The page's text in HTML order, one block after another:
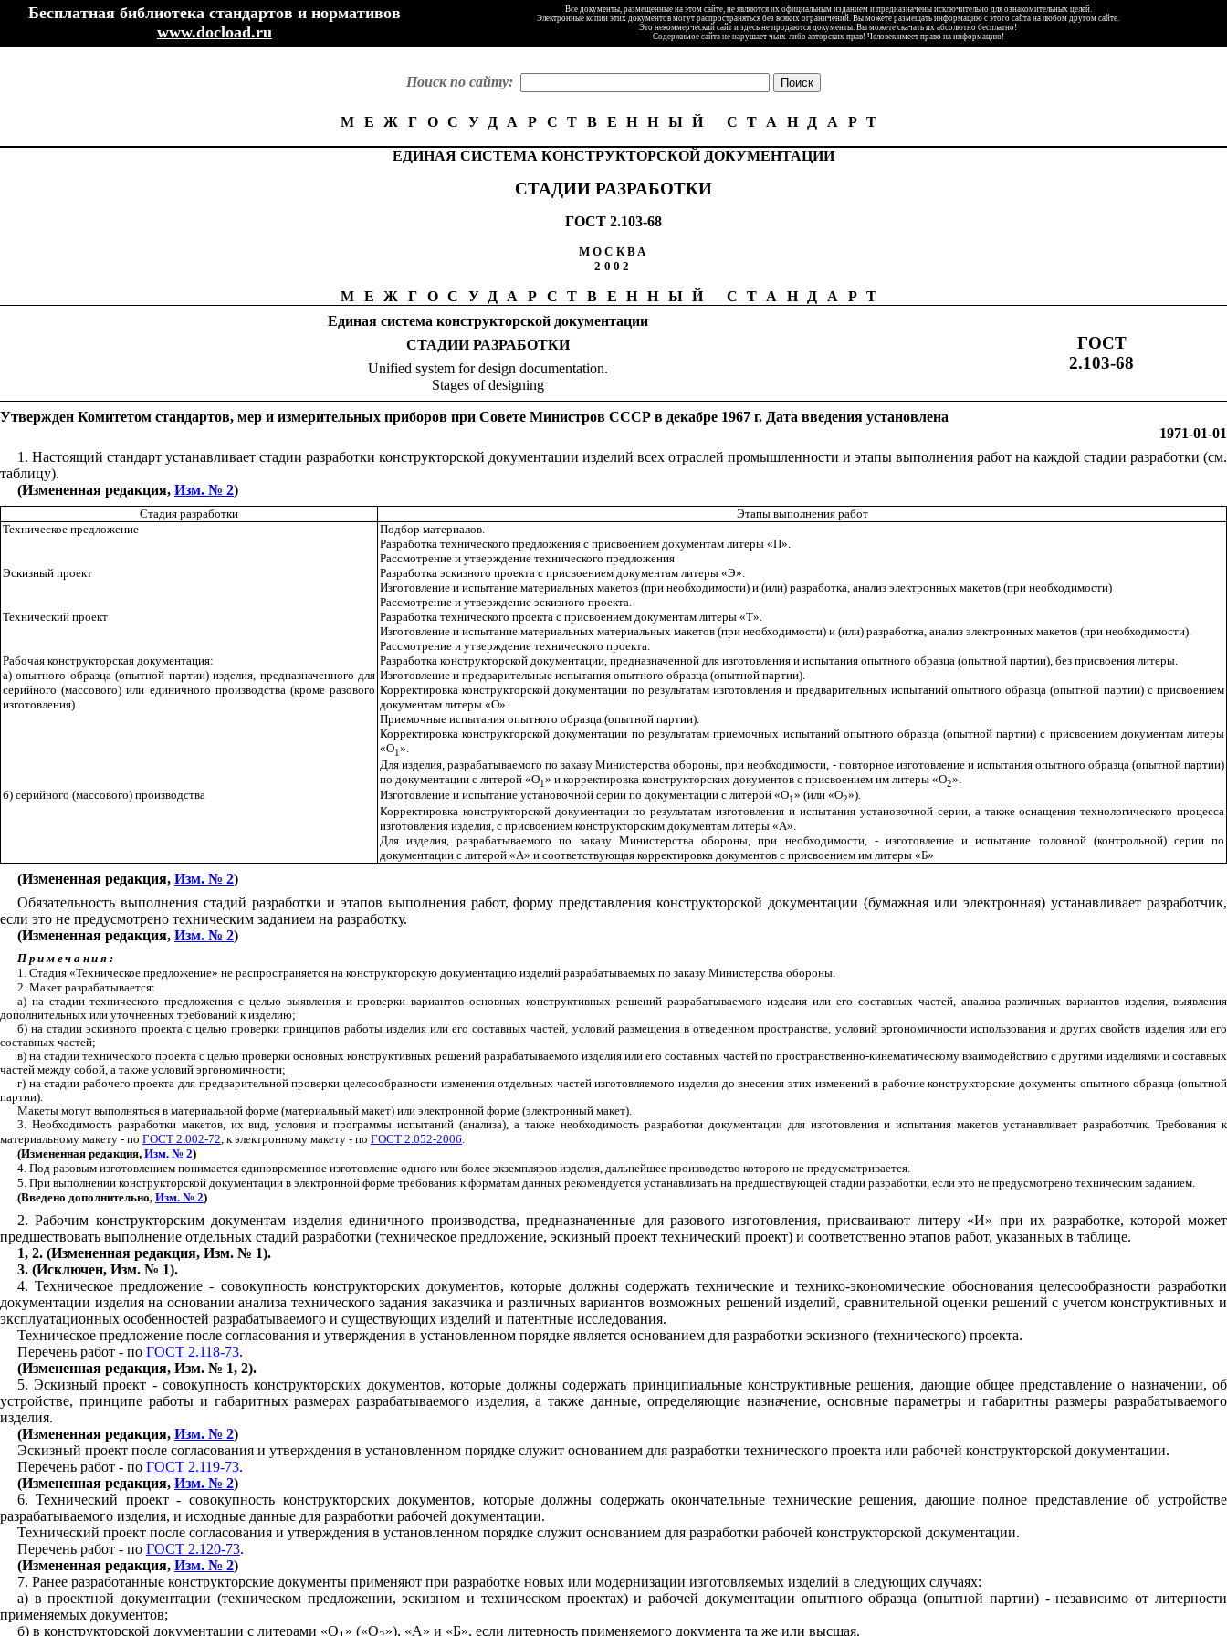
Бесплатная библиотека стандартов и нормативов
www.docload.ru
Все документы, размещенные на этом сайте, не являются их официальным изданием и предназначены исключительно для ознакомительных целей.
Электронные копии этих документов могут распространяться без всяких ограничений. Вы можете размещать информацию с этого сайта на любом другом сайте.
Это некоммерческий сайт и здесь не продаются документы. Вы можете скачать их абсолютно бесплатно!
Содержимое сайта не нарушает чьих-либо авторских прав! Человек имеет право на информацию!
Поиск по сайту:
МЕЖГОСУДАРСТВЕННЫЙ СТАНДАРТ
ЕДИНАЯ СИСТЕМА КОНСТРУКТОРСКОЙ ДОКУМЕНТАЦИИ
СТАДИИ РАЗРАБОТКИ
ГОСТ 2.103-68
МОСКВА
2002
МЕЖГОСУДАРСТВЕННЫЙ СТАНДАРТ
Единая система конструкторской документации
СТАДИИ РАЗРАБОТКИ
Unified system for design documentation.
Stages of designing
ГОСТ
2.103-68
Утвержден Комитетом стандартов, мер и измерительных приборов при Совете Министров СССР в декабре 1967 г. Дата введения установлена
1971-01-01
1 . Настоящий стандарт устанавливает стадии разработки конструкторской документации изделий всех отраслей промышленности и этапы выполнения работ на каждой стадии разработки (см.
таблицу).
(Измененная редакция, Изм. № 2)
Стадия разработки
Этапы выполнения работ
Техническое предложение
Подбор материалов.
Разработка технического предложения с присвоением документам литеры «П».
Рассмотрение и утверждение технического предложения
Эскизный проект
Разработка эскизного проекта с присвоением документам литеры «Э».
Изготовление и испытание материальных макетов (при необходимости) и (или) разработка, анализ электронных макетов (при необходимости)
Рассмотрение и утверждение эскизного проекта.
Технический проект
Разработка технического проекта с присвоением документам литеры «Т».
Изготовление и испытание материальных материальных макетов (при необходимости) и (или) разработка, анализ электронных макетов (при необходимости).
Рассмотрение и утверждение технического проекта.
Рабочая конструкторская документация:
а) опытного образца (опытной партии) изделия, предназначенного для
серийного (массового) или единичного производства (кроме разового
изготовления)
Разработка конструкторской документации, предназначенной для изготовления и испытания опытного образца (опытной партии), без присвоения литеры.
Изготовление и предварительные испытания опытного образца (опытной партии).
Корректировка конструкторской документации по результатам изготовления и предварительных испытаний опытного образца (опытной партии) с присвоением
документам литеры «О».
Приемочные испытания опытного образца (опытной партии).
Корректировка конструкторской документации по результатам приемочных испытаний опытного образца (опытной партии) с присвоением документам литеры
«О1».
Для изделия, разрабатываемого по заказу Министерства обороны, при необходимости, - повторное изготовление и испытания опытного образца (опытной партии)
по документации с литерой «О1» и корректировка конструкторских документов с присвоением им литеры «О2».
б) серийного (массового) производства
Изготовление и испытание установочной серии по документации с литерой «О1» (или «О2»).
Корректировка конструкторской документации по результатам изготовления и испытания установочной серии, а также оснащения технологического процесса
изготовления изделия, с присвоением конструкторским документам литеры «А».
Для изделия, разрабатываемого по заказу Министерства обороны, при необходимости, - изготовление и испытание головной (контрольной) серии по
документации с литерой «А» и соответствующая корректировка документов с присвоением им литеры «Б»
(Измененная редакция, Изм. № 2)
Обязательность выполнения стадий разработки и этапов выполнения работ, форму представления конструкторской документации (бумажная или электронная) устанавливает разработчик,
если это не предусмотрено техническим заданием на разработку.
(Измененная редакция, Изм. № 2)
Примечания:
1. Стадия «Техническое предложение» не распространяется на конструкторскую документацию изделий разрабатываемых по заказу Министерства обороны.
2. Макет разрабатывается:
а) на стадии технического предложения с целью выявления и проверки вариантов основных конструктивных решений разрабатываемого изделия или его составных частей, анализа различных вариантов изделия, выявления
дополнительных или уточненных требований к изделию;
б) на стадии эскизного проекта с целью проверки принципов работы изделия или его составных частей, условий размещения в отведенном пространстве, условий эргономичности использования и других свойств изделия или его
составных частей;
в) на стадии технического проекта с целью проверки основных конструктивных решений разрабатываемого изделия или его составных частей по пространственно-кинематическому взаимодействию с другими изделиями и составных
частей между собой, а также условий эргономичности;
г) на стадии рабочего проекта для предварительной проверки целесообразности изменения отдельных частей изготовляемого изделия до внесения этих изменений в рабочие конструкторские документы опытного образца (опытной
партии).
Макеты могут выполняться в материальной форме (материальный макет) или электронной форме (электронный макет).
3. Необходимость разработки макетов, их вид, условия и программы испытаний (анализа), а также необходимость разработки документации для изготовления и испытания макетов устанавливает разработчик. Требования к
материальному макету - по ГОСТ 2.002-72, к электронному макету - по ГОСТ 2.052-2006.
(Измененная редакция, Изм. № 2)
4. Под разовым изготовлением понимается единовременное изготовление одного или более экземпляров изделия, дальнейшее производство которого не предусматривается.
5. При выполнении конструкторской документации в электронной форме требования к форматам данных рекомендуется устанавливать на предшествующей стадии разработки, если это не предусмотрено техническим заданием.
(Введено дополнительно, Изм. № 2)
2. Рабочим конструкторским документам изделия единичного производства, предназначенные для разового изготовления, присваивают литеру «И» при их разработке, которой может
предшествовать выполнение отдельных стадий разработки (техническое предложение, эскизный проект технический проект) и соответственно этапов работ, указанных в таблице.
1, 2. (Измененная редакция, Изм. № 1).
3. (Исключен, Изм. № 1).
4. Техническое предложение - совокупность конструкторских документов, которые должны содержать технические и технико-экономические обоснования целесообразности разработки
документации изделия на основании анализа технического задания заказчика и различных вариантов возможных решений изделий, сравнительной оценки решений с учетом конструктивных и
эксплуатационных особенностей разрабатываемого и существующих изделий и патентные исследования.
Техническое предложение после согласования и утверждения в установленном порядке является основанием для разработки эскизного (технического) проекта.
Перечень работ - по ГОСТ 2.118-73.
(Измененная редакция, Изм. № 1, 2).
5. Эскизный проект - совокупность конструкторских документов, которые должны содержать принципиальные конструктивные решения, дающие общеепредставление о назначении, об
устройстве, принципе работы и габаритных размерах разрабатываемого изделия, а также данные, определяющие назначение, основные параметры и габаритны размеры разрабатываемого
изделия.
(Измененная редакция, Изм. № 2)
Эскизный проект после согласования и утверждения в установленном порядке служит основанием для разработки технического проекта или рабочей конструкторской документации.
Перечень работ - по ГОСТ 2.119-73.
(Измененная редакция, Изм. № 2)
6. Технический проект - совокупность конструкторских документов, которые должны содержать окончательные технические решения, дающие полное представление об устройстве
разрабатываемого изделия, и исходные данные для разработки рабочей документации.
Технический проект после согласования и утверждения в установленном порядке служит основанием для разработки рабочей конструкторской документации.
Перечень работ - по ГОСТ 2.120-73.
(Измененная редакция, Изм. № 2)
7. Ранее разработанные конструкторские документы применяют при разработке новых или модернизации изготовляемых изделий в следующих случаях:
а) в проектной документации (техническом предложении, эскизном и техническом проектах) и рабочей документации опытного образца (опытной партии) - независимо от литерности
применяемых документов;
б) в конструкторской документации с литерами «О » («О »), «А» и «Б», если литерность применяемого документа та же или высшая.